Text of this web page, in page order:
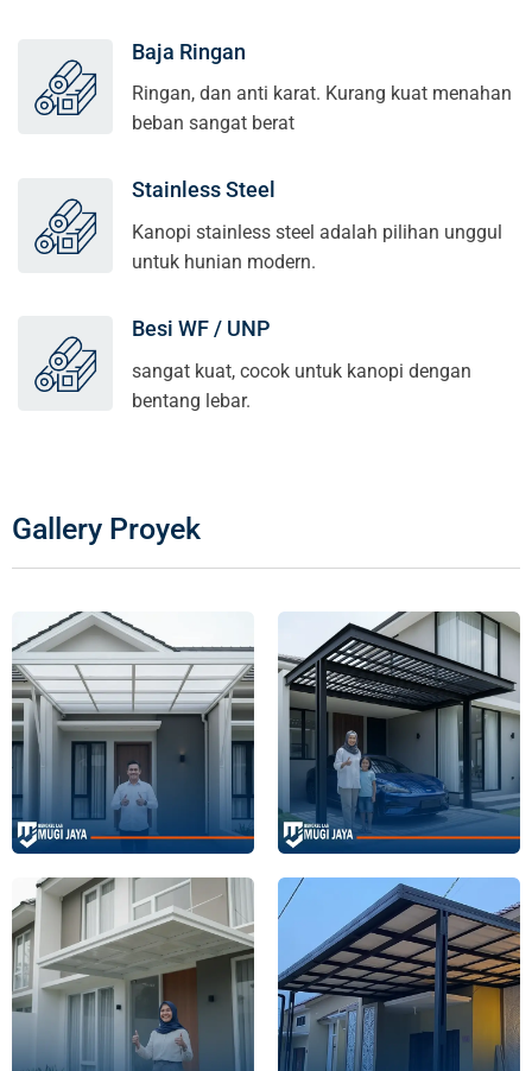
Baja Ringan
Ringan, dan anti karat. Kurang kuat menahan
beban sangat berat
Stainless Steel
Kanopi stainless steel adalah pilihan unggul
untuk hunian modern.
Besi WF / UNP
sangat kuat, cocok untuk kanopi dengan
bentang lebar.
Gallery Proyek